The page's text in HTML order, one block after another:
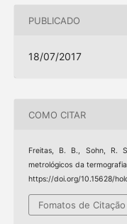
PUBLICADO
18/07/2017
COMO CITAR
Freitas, B. B., Sohn, R.
metrológicos da
https://doi.org/10.15628/
Fomatos de Citação